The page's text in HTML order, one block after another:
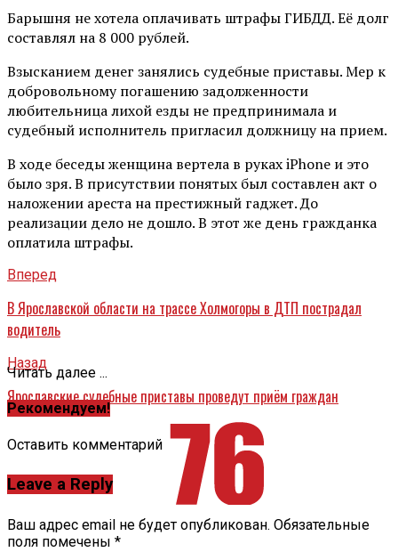
Барышня не хотела оплачивать штрафы ГИБДД. Её долг
составлял на 8 000 рублей.
Взысканием денег занялись судебные приставы. Мер к
добровольному погашению задолженности
любительница лихой езды не предпринимала и
судебный исполнитель пригласил должницу на прием.
В ходе беседы женщина вертела в руках iPhone и это
было зря. В присутствии понятых был составлен акт о
наложении ареста на престижный гаджет. До
реализации дело не дошло. В этот же день гражданка
оплатила штрафы.
Вперед
В Ярославской области на трассе Холмогоры в ДТП пострадал
водитель
Назад
Ярославские судебные приставы проведут приём граждан
Читать далее ...
Рекомендуем!
Оставить комментарий
Leave a Reply
Ваш адрес email не будет опубликован. Обязательные
поля помечены *